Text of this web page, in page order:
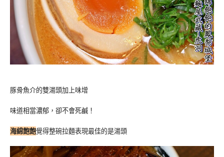
豚骨魚介的雙湯頭加上味增
味道相當濃郁，卻不會死鹹！
海綿飽飽覺得整碗拉麵表現最佳的是湯頭